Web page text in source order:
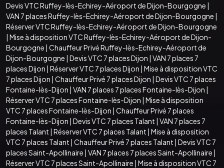
Devis VTC Ruffey-lès-Echirey-Aéroport de Dijon-Bourgogne |
VAN 7 places Ruffey-lès-Echirey-Aéroport de Dijon-Bourgogne |
Réserver VTC Ruffey-lès-Echirey-Aéroport de Dijon-Bourgogne
| Mise à disposition VTC Ruffey-lès-Echirey-Aéroport de Dijon-
Bourgogne | Chauffeur Privé Ruffey-lès-Echirey-Aéroport de
Dijon-Bourgogne | Devis VTC 7 places Dijon | VAN 7 places 7
places Dijon | Réserver VTC 7 places Dijon | Mise à disposition VTC
7 places Dijon | Chauffeur Privé 7 places Dijon | Devis VTC 7 places
Fontaine-lès-Dijon | VAN 7 places 7 places Fontaine-lès-Dijon |
Réserver VTC 7 places Fontaine-lès-Dijon | Mise à disposition
VTC 7 places Fontaine-lès-Dijon | Chauffeur Privé 7 places
Fontaine-lès-Dijon | Devis VTC 7 places Talant | VAN 7 places 7
places Talant | Réserver VTC 7 places Talant | Mise à disposition
VTC 7 places Talant | Chauffeur Privé 7 places Talant | Devis VTC 7
places Saint-Apollinaire | VAN 7 places 7 places Saint-Apollinaire |
Réserver VTC 7 places Saint-Apollinaire | Mise à disposition VTC 7